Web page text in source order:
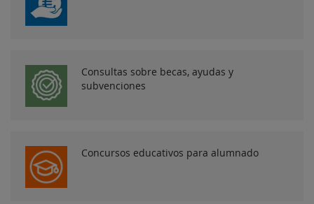
Consultas sobre becas, ayudas y
subvenciones
Concursos educativos para alumnado